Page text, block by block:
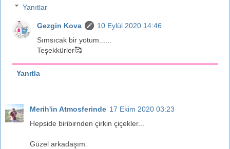
Yanıtlar
Gezgin Kova
10 Eylül 2020 14:46
Sımsıcak bir yotum......
Teşekkürler🥰
Yanıtla
Merih'in Atmosferinde 17 Ekim 2020 03:23
Hepside biribirnden çirkin çiçekler...
Güzel arkadaşım.